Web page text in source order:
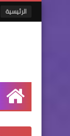
الرئيسية